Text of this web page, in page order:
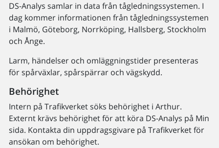
DS-Analys samlar in data från tågledningssystemen. I
dag kommer informationen från tågledningssystemen
i Malmö, Göteborg, Norrköping, Hallsberg, Stockholm
och Ånge.
Larm, händelser och omläggningstider presenteras
för spårväxlar, spårspärrar och vägskydd.
Behörighet
Intern på Trafikverket söks behörighet i Arthur.
Externt krävs behörighet för att köra DS-Analys på Min
sida. Kontakta din uppdragsgivare på Trafikverket för
ansökan om behörighet.